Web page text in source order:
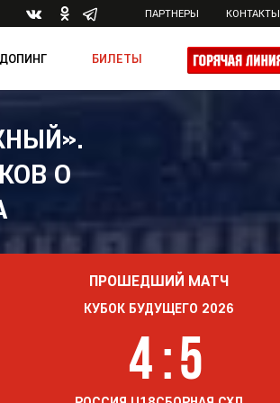
ПАРТНЕРЫ КОНТАКТЫ
БИЛЕТЫ
О
ПРОШЕДШИЙ МАТЧ
КУБОК БУДУЩЕГО 2026
4:5